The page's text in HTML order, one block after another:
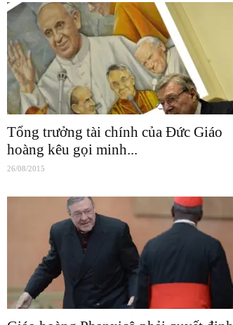
Tổng trưởng tài chính của Đức Giáo
hoàng kêu gọi minh...
26/08/2015